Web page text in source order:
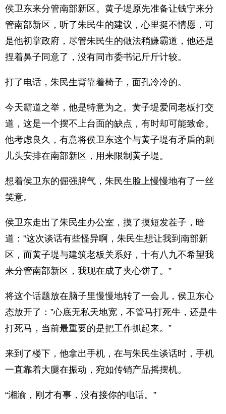
侯卫东来分管南部新区。黄子堤原先准备让钱宁来分
管南部新区，听了朱民生的建议，心里挺不情愿，可
是他初掌政府，尽管朱民生的做法稍嫌霸道，他还是
捏着鼻子同意了，没有同市委书记斤斤计较。
打了电话，朱民生背靠着椅子，面孔冷冷的。
今天霸道之举，他是特意为之。黄子堤爱同老板打交
道，这是一个摆不上台面的缺点，有时却可能致命。
他考虑良久，有意将侯卫东这个与黄子堤有矛盾的刺
儿头安排在南部新区，用来限制黄子堤。
想着侯卫东的倔强脾气，朱民生脸上慢慢地有了一丝
笑意。
侯卫东走出了朱民生办公室，摸了摸短发茬子，暗
道：”这次谈话有些怪异啊，朱民生想让我到南部新
区，而黄子堤与建筑老板关系好，十有八九不希望我
来分管南部新区，我现在成了夹心饼了。”
将这个话题放在脑子里慢慢地转了一会儿，侯卫东心
态放开了：”心底无私天地宽，不管马打死牛，还是牛
打死马，当前最重要的是把工作抓起来。”
来到了楼下，他拿出手机，在与朱民生谈话时，手机
一直靠着大腿在振动，宛如传销产品摇摆机。
“湘渝，刚才有事，没有接你的电话。”